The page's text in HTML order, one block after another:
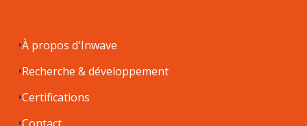
À propos d'Inwave
Recherche & développement
Certifications